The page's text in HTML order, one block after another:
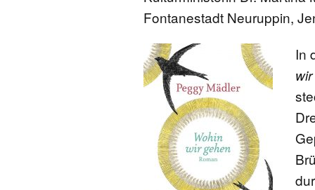
Fontanestadt Neuruppin,
In